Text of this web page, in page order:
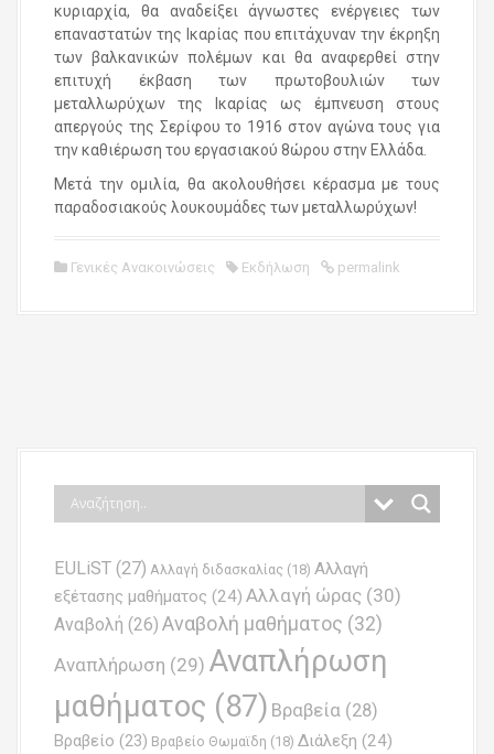
κυριαρχία, θα αναδείξει άγνωστες ενέργειες των
επαναστατών της Ικαρίας που επιτάχυναν την έκρηξη
των βαλκανικών πολέμων και θα αναφερθεί στην
επιτυχή έκβαση των πρωτοβουλιών των
μεταλλωρύχων της Ικαρίας ως έμπνευση στους
απεργούς της Σερίφου το 1916 στον αγώνα τους για
την καθιέρωση του εργασιακού 8ώρου στην Ελλάδα.
Μετά την ομιλία, θα ακολουθήσει κέρασμα με τους
παραδοσιακούς λουκουμάδες των μεταλλωρύχων!
Γενικές Ανακοινώσεις Εκδήλωση permalink
EULiST (27) Αλλαγή διδασκαλίας (18) Αλλαγή
εξέτασης μαθήματος (24) Αλλαγή ώρας (30)
Αναβολή (26) Αναβολή μαθήματος (32)
Αναπλήρωση (29) Αναπλήρωση
μαθήματος (87) Βραβεία (28)
Βραβείο (23) Βραβείο Θωμαϊδη (18) Διάλεξη (24)